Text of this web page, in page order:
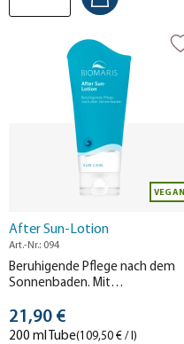
VEGAN
After Sun-Lotion
Art.-Nr.: 094
Beruhigende Pflege nach dem
Sonnenbaden. Mit
Vitamin E. Für eine lang
anhaltende Bräune.
Stückpreis
21,90 €
200 ml Tube(109,50 € / l)